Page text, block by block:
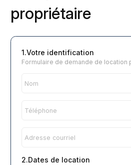
propriétaire
Formulaire de demande de location
1.Votre identification
2.Dates de location